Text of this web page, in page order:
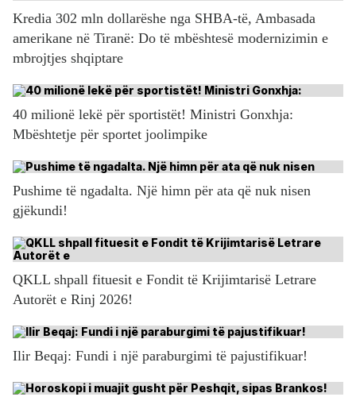
Kredia 302 mln dollarëshe nga SHBA-të, Ambasada
amerikane në Tiranë: Do të mbështesë modernizimin e
mbrojtjes shqiptare
40 milionë lekë për sportistët! Ministri Gonxhja:
Mbështetje për sportet joolimpike
Pushime të ngadalta. Një himn për ata që nuk nisen
gjëkundi!
QKLL shpall fituesit e Fondit të Krijimtarisë Letrare
Autorët e Rinj 2026!
Ilir Beqaj: Fundi i një paraburgimi të pajustifikuar!